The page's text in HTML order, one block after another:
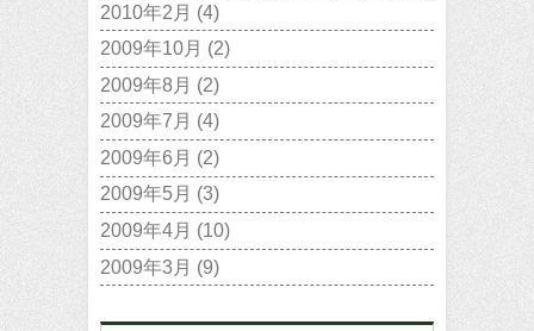
2010年2月 (4)
2009年10月 (2)
2009年8月 (2)
2009年7月 (4)
2009年6月 (2)
2009年5月 (3)
2009年4月 (10)
2009年3月 (9)